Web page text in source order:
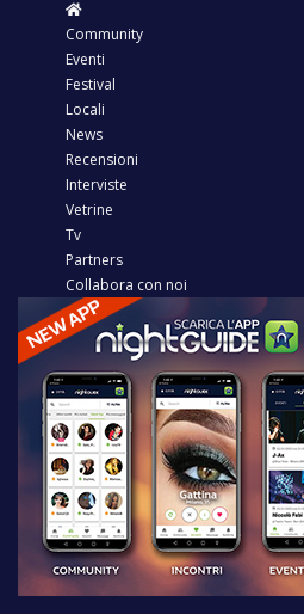
Community
Eventi
Festival
Locali
News
Recensioni
Interviste
Vetrine
Tv
Partners
Collabora con noi